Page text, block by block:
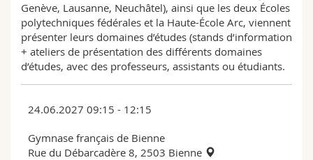
Genève, Lausanne, Neuchâtel), ainsi que les deux Écoles
polytechniques fédérales et la Haute-École Arc, viennent
présenter leurs domaines d’études (stands d’information
+ ateliers de présentation des différents domaines
d’études, avec des professeurs, assistants ou étudiants.
24.06.2027 09:15 - 12:15
Gymnase français de Bienne
Rue du Débarcadère 8, 2503 Bienne